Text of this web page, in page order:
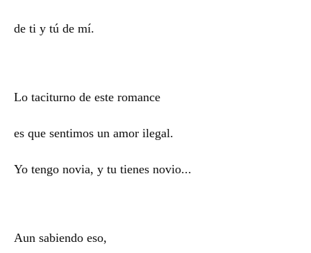
de ti y tú de mí.
Lo taciturno de este romance
es que sentimos un amor ilegal.
Yo tengo novia, y tu tienes novio...
Aun sabiendo eso,